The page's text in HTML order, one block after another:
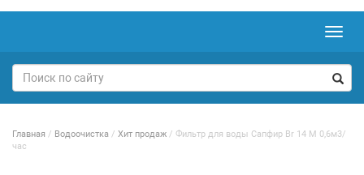
Главная / Водоочистка / Хит продаж / Фильтр для воды Сапфир Br 14 М 0,6м3/
час